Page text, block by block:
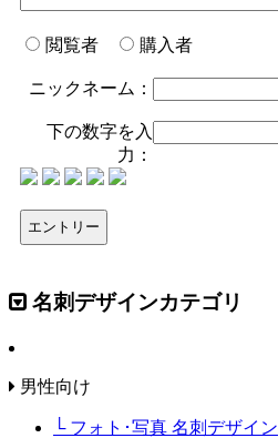
閲覧者 購入者
ニックネーム：
下の数字を入
力：
名刺デザインカテゴリ
男性向け
└ フォト･写真 名刺デザイン